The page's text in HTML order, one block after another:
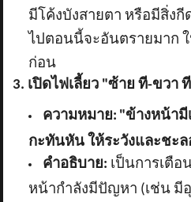
มีโค้งบังสายตา หรือมีสิ่งกี
ไปตอนนี้จะอันตรายมาก ใ
ก่อน
3. เปิดไฟเลี้ยว "ซ้าย ที-ขวา
ความหมาย: "ข้างหน้ามี
กะทันหัน ให้ระวังและชะล
คำอธิบาย: เป็นการเตือ
หน้ากำลังมีปัญหา (เช่น มี